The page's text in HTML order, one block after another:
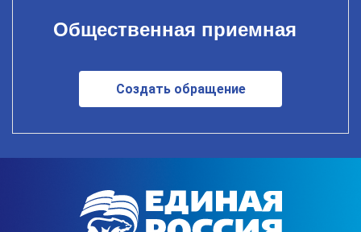
Общественная приемная
Создать обращение